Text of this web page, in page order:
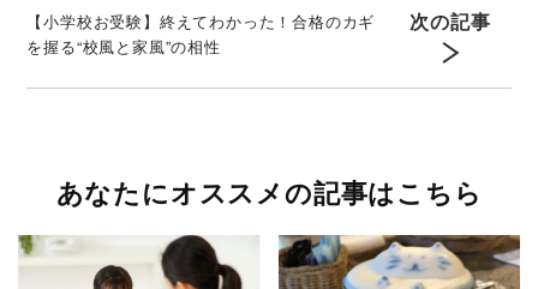
【小学校お受験】終えてわかった！合格のカギ
を握る“校風と家風”の相性
次の記事
あなたにオススメの記事はこちら